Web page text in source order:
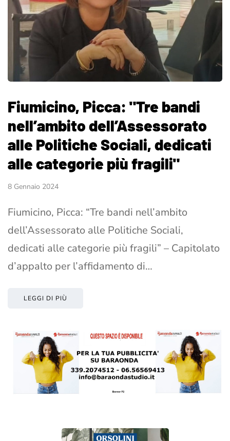
Fiumicino, Picca: "Tre bandi
nell’ambito dell’Assessorato
alle Politiche Sociali, dedicati
alle categorie più fragili"
8 Gennaio 2024
Fiumicino, Picca: “Tre bandi nell’ambito
dell’Assessorato alle Politiche Sociali,
dedicati alle categorie più fragili” – Capitolato
d’appalto per l’affidamento di…
LEGGI DI PIÙ